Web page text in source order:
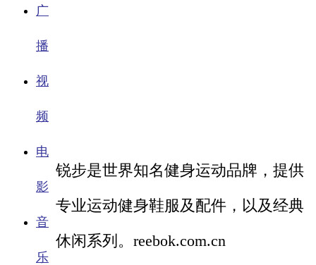
广
播
视
频
电
影
音
乐
锐步是世界知名健身运动品牌，提供
专业运动健身鞋服及配件，以及经典
休闲系列。reebok.com.cn